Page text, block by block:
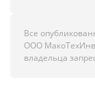
Все
ООО
владельца